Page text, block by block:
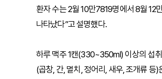
환자 수는 2월 10만7819명에서 8월
나타났다”고 설명했다.
하루 맥주 1캔(330~350ml) 이상의 섭
(곱창, 간, 멸치, 정어리, 새우, 조개류